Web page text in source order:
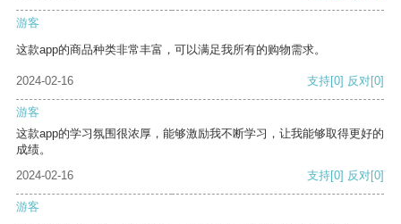
游客
这款app的商品种类非常丰富，可以满足我所有的购物需求。
2024-02-16 支持[0] 反对[0]
游客
这款app的学习氛围很浓厚，能够激励我不断学习，让我能够取得更好的
成绩。
2024-02-16
支持[0] 反对[0]
游客